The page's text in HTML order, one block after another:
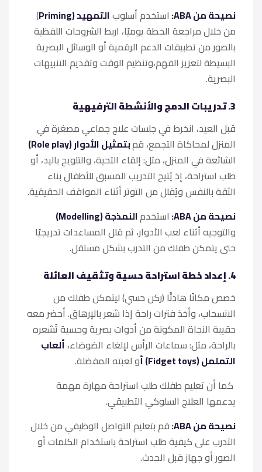
نصيحة من ABA:
استخدم أسلوبالتمهيد (Priming
)
من خلال مراجعة الخطة يوميًا، اربط الشروحات اللفظية
بالصور من تطبيقات الدعم الرقمية أو الوسائل البصرية
البسيطة لتعزيز الفهم،وتنظيم الوقت وتقديم التنبيهات
البصرية.
3. تدريبات الدمج والأنشطة الترفيهية
قبل العيد، انخرط في جلسات علاج جماعي مصغرة في
المنزل لمحاكاة التجمع، قمبتمثيل الأدوار (Role play)
الشائعة في المنزل، مثل: إلقاء التحية، والتلويح باليد، أو
طلب استراحة، إذ يُتيح التدريب المسبق للأطفال بناء
الثقة بالنفس ويُقلل من التوتر أثناء المواقف الحقيقية.
نصيحة من ABA:
استخدمالنمذجة (Modelling)
والتوجيه أثناء لعب الأدوار، ثم قلل المساعدات تدريجيًا
حتى يتمكن طفلك من التدرب بشكل مستقل.
4. إعداد خطة استراحة حسية وتثقيف العائلة
خصص مكانًا هادئًا (ركن حسي) ليتمكن طفلك من
الانسحاب، وأخذ فترات راحة إذا شعر بالإرهاق. أحضر معه
حقيبة النجاة المكونة من أدوات بصرية وحسية تُشعره
بالراحة، مثل: سماعات الرأس لإلغاء الضوضاء، ألعاب
التململ (Fidget toys) أ
و لعبته المفضلة.
كما أن تعليم طفلك طلب استراحة مهارة مهمة
يدعمها العلاج السلوكي التطبيقي.
نصيحة من ABA:
قم بتعليم التواصل الوظيفي من خلال
التدرب على كيفية طلب استراحة باستخدام الكلمات أو
الصور أو جهاز قبل الحدث.